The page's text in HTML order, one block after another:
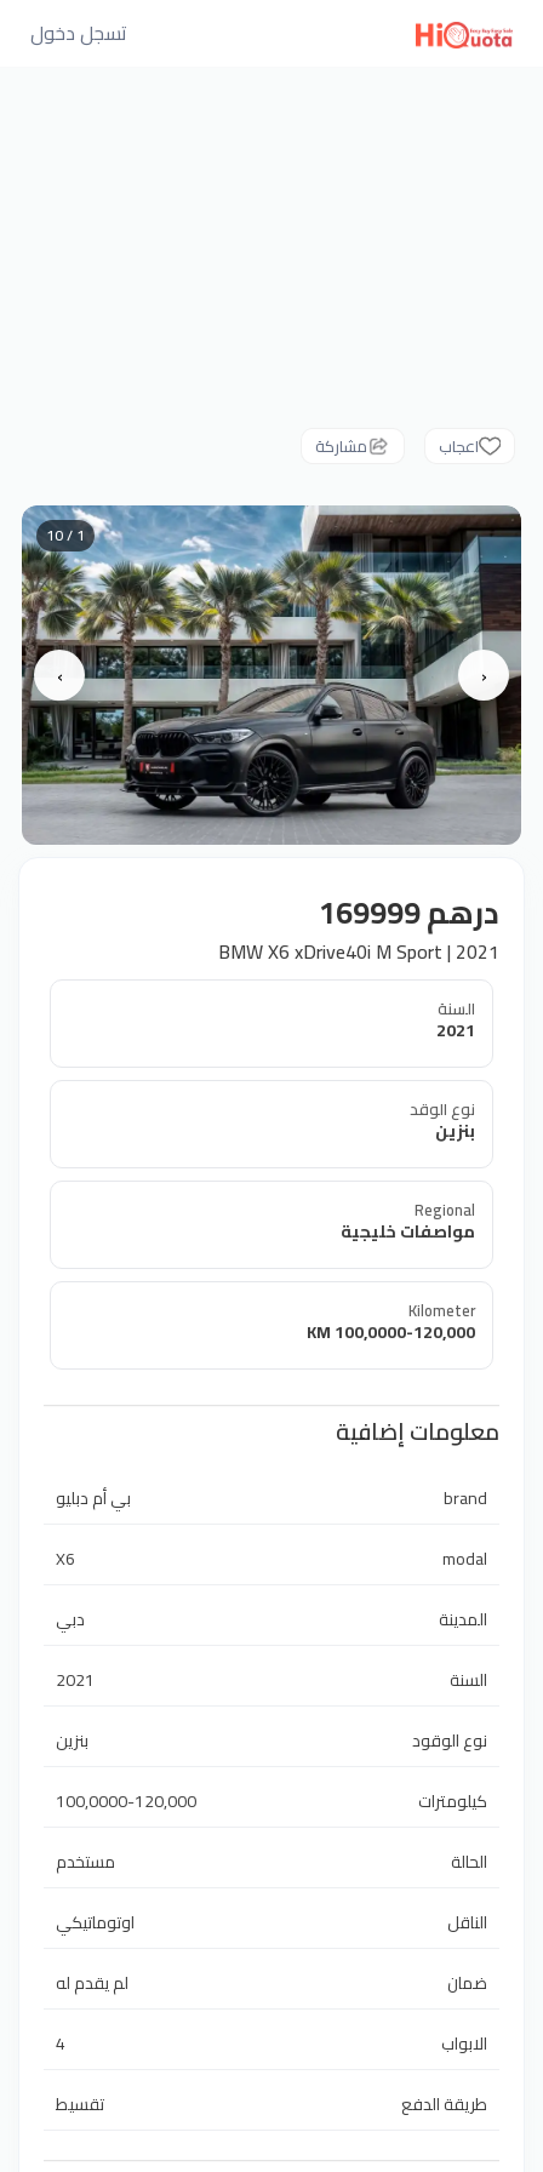
تسجل دخول
اعجاب مشاركة
‹
›
1 / 10
درهم 169999
BMW X6 xDrive40i M Sport | 2021
السنة
2021
نوع الوقد
بنزين
Regional
مواصفات خليجية
Kilometer
100,0000-120,000 KM
معلومات إضافية
brand
بي أم دبليو
modal
X6
المدينة
دبي
السنة
2021
نوع الوقود
بنزين
كيلومترات
100,0000-120,000
الحالة
مستخدم
الناقل
اوتوماتيكي
ضمان
لم يقدم له
الابواب
4
طريقة الدفع
تقسيط